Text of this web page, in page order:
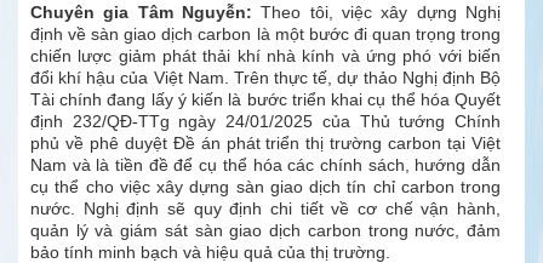
Chuyên gia Tâm Nguyễn: Theo tôi, việc xây dựng Nghị
định về sàn giao dịch carbon là một bước đi quan trọng trong
chiến lược giảm phát thải khí nhà kính và ứng phó với biến
đổi khí hậu của Việt Nam. Trên thực tế, dự thảo Nghị định Bộ
Tài chính đang lấy ý kiến là bước triển khai cụ thể hóa Quyết
định 232/QĐ-TTg ngày 24/01/2025 của Thủ tướng Chính
phủ về phê duyệt Đề án phát triển thị trường carbon tại Việt
Nam và là tiền đề để cụ thể hóa các chính sách, hướng dẫn
cụ thể cho việc xây dựng sàn giao dịch tín chỉ carbon trong
nước. Nghị định sẽ quy định chi tiết về cơ chế vận hành,
quản lý và giám sát sàn giao dịch carbon trong nước, đảm
bảo tính minh bạch và hiệu quả của thị trường.